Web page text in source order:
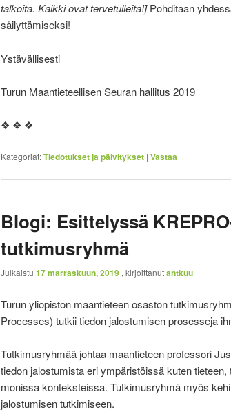
talkoita. Kaikki ovat tervetulleita!]Pohditaan
säilyttämiseksi!
Ystävällisesti
Turun Maantieteellisen Seuran hallitus 2019
❖ ❖ ❖
Kategoriat:Tiedotukset ja päivitykset | Vastaa
Blogi: Esittelyssä
tutkimusryhmä
Julkaistu 17 marraskuun, 2019 , kirjoittanutantkuu
Turun yliopiston maantieteen osaston
Processes) tutkii tiedon jalostumisen prosesseja
Tutkimusryhmää johtaa maantieteen professori
tiedon jalostumista eri ympäristöissä kuten
monissa konteksteissa. Tutkimusryhmä myös
jalostumisen tutkimiseen.